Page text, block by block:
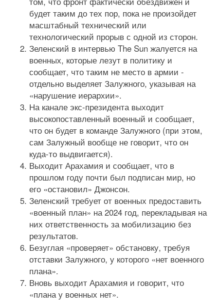
будет таким до тех пор, пока не произойдет
масштабный технический или
технологический прорыв с одной из сторон.
Зеленский в интервью The Sun жалуется на
военных, которые лезут в политику и
сообщает, что таким не место в армии -
отдельно выделяет Залужного, указывая на
«нарушение иерархии».
На канале экс-президента выходит
высокопоставленный военный и сообщает,
что он будет в команде Залужного (при этом,
сам Залужный вообще не говорит, что он
куда-то выдвигается).
Выходит Арахамия и сообщает, что в
прошлом году почти был подписан мир, но
его «остановил» Джонсон.
Зеленский требует от военных предоставить
«военный план» на 2024 год, перекладывая на
них ответственность за мобилизацию без
результатов.
Безуглая «проверяет» обстановку, требуя
отставки Залужного, у которого «нет военного
плана».
Вновь выходит Арахамия и говорит, что
«плана у военных нет».